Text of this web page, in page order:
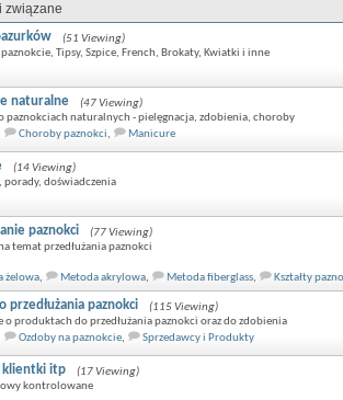
związane
(51 Viewing)
Tipsy, Szpice, French, Brokaty, Kwiatki i inne
naturalne
(47 Viewing)
paznokciach naturalnych - pielęgnacja, zdobienia, choroby
Choroby paznokci, Manicure
(14 Viewing)
porady, doświadczenia
paznokci
(77 Viewing)
temat przedłużania paznokci
żelowa, Metoda akrylowa, Metoda fiberglass, Kształty
przedłużania paznokci
(115 Viewing)
o produktach do przedłużania paznokci oraz do zdobienia
Ozdoby na paznokcie, Sprzedawcy i Produkty
klientki itp
(17 Viewing)
kontrolowane